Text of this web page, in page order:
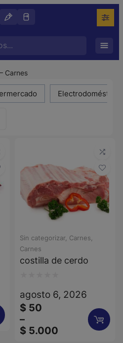
– Carnes
Electrodomésticos
Sin categorizar, Carnes
Carnes
costilla de cerdo
con
de
agosto 6, 2026
$ 50
–
$ 5.000